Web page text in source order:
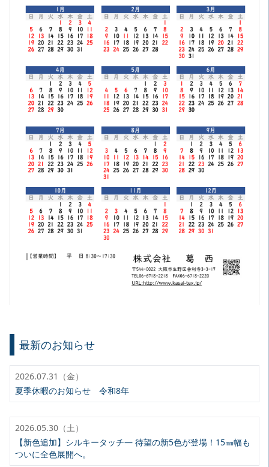
最新のお知らせ
2026.07.31（金）
夏季休暇のお知らせ 令和8年
2026.05.30（土）
【新色追加】シルキータッチ— 待望の新5色が登場！15㎜幅も
ついに全色展開へ。